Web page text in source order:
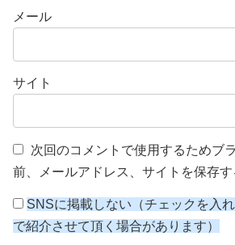
メール
サイト
次回のコメントで使用するためブ
前、メールアドレス、サイトを保存す
SNSに掲載しない（チェックを入
で紹介させて頂く場合があります）